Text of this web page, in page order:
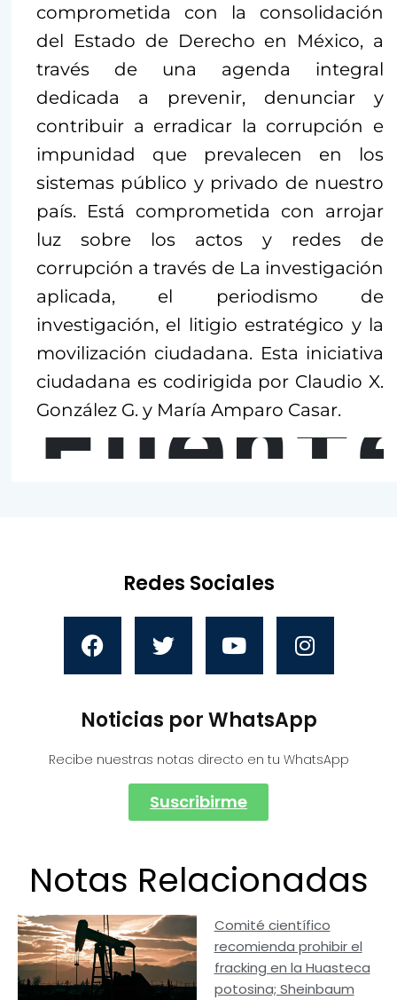
comprometida con la consolidación
del Estado de Derecho en México, a
través de una agenda integral
dedicada a prevenir, denunciar y
contribuir a erradicar la corrupción e
impunidad que prevalecen en los
sistemas público y privado de nuestro
país. Está comprometida con arrojar
luz sobre los actos y redes de
corrupción a través de La investigación
aplicada, el periodismo de
investigación, el litigio estratégico y la
movilización ciudadana. Esta iniciativa
ciudadana es codirigida por Claudio X.
González G. y María Amparo Casar.
Redes Sociales
Noticias por WhatsApp
Recibe nuestras notas directo en tu WhatsApp
Suscribirme
Notas Relacionadas
Comité científico
recomienda prohibir el
fracking en la Huasteca
potosina; Sheinbaum